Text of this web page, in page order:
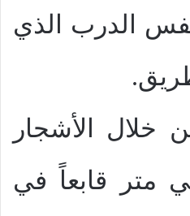
الدرب الذي
خلال الأشجار
متر قابعاً في